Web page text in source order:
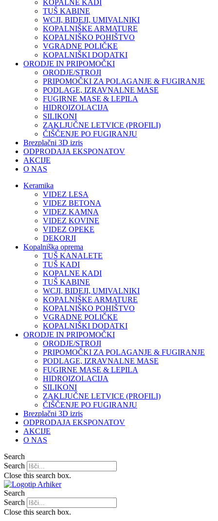
KOPALNE KADI
TUŠ KABINE
WCJI, BIDEJI, UMIVALNIKI
KOPALNIŠKE ARMATURE
KOPALNIŠKO POHIŠTVO
VGRADNE POLIČKE
KOPALNIŠKI DODATKI
ORODJE IN PRIPOMOČKI
ORODJE/STROJI
PRIPOMOČKI ZA POLAGANJE & FUGIRANJE
PODLAGE, IZRAVNALNE MASE
FUGIRNE MASE & LEPILA
HIDROIZOLACIJA
SILIKONI
ZAKLJUČNE LETVICE (PROFILI)
ČIŠČENJE PO FUGIRANJU
Brezplačni 3D izris
ODPRODAJA EKSPONATOV
AKCIJE
O NAS
Keramika
VIDEZ LESA
VIDEZ BETONA
VIDEZ KAMNA
VIDEZ KOVINE
VIDEZ OPEKE
DEKORJI
Kopalniška oprema
TUŠ KANALETE
TUŠ KADI
KOPALNE KADI
TUŠ KABINE
WCJI, BIDEJI, UMIVALNIKI
KOPALNIŠKE ARMATURE
KOPALNIŠKO POHIŠTVO
VGRADNE POLIČKE
KOPALNIŠKI DODATKI
ORODJE IN PRIPOMOČKI
ORODJE/STROJI
PRIPOMOČKI ZA POLAGANJE & FUGIRANJE
PODLAGE, IZRAVNALNE MASE
FUGIRNE MASE & LEPILA
HIDROIZOLACIJA
SILIKONI
ZAKLJUČNE LETVICE (PROFILI)
ČIŠČENJE PO FUGIRANJU
Brezplačni 3D izris
ODPRODAJA EKSPONATOV
AKCIJE
O NAS
Search
Search
Close this search box.
Search
Search
Close this search box.